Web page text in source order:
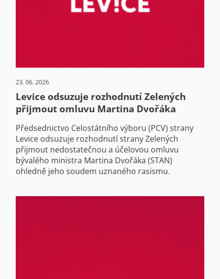
23. 06. 2026
Levice odsuzuje rozhodnutí Zelených
přijmout omluvu Martina Dvořáka
Předsednictvo Celostátního výboru (PCV) strany
Levice odsuzuje rozhodnutí strany Zelených
přijmout nedostatečnou a účelovou omluvu
bývalého ministra Martina Dvořáka (STAN)
ohledně jeho soudem uznaného rasismu.